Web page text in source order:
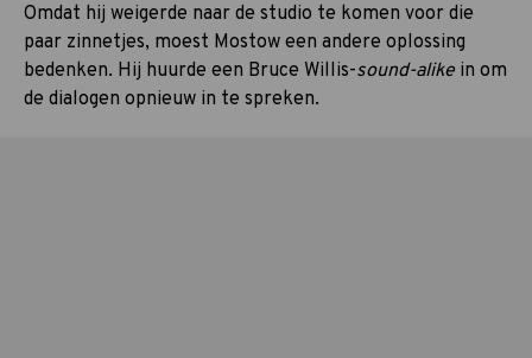
Omdat hij weigerde naar de studio te komen voor die
paar zinnetjes, moest Mostow een andere oplossing
bedenken. Hij huurde een Bruce Willis-sound-alike in om
de dialogen opnieuw in te spreken.